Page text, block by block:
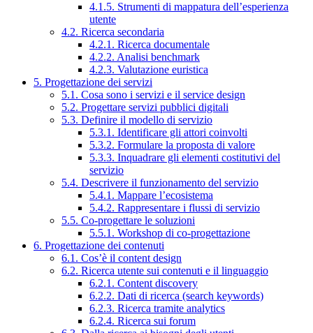
4.1.5. Strumenti di mappatura dell’esperienza
utente
4.2. Ricerca secondaria
4.2.1. Ricerca documentale
4.2.2. Analisi benchmark
4.2.3. Valutazione euristica
5. Progettazione dei servizi
5.1. Cosa sono i servizi e il service design
5.2. Progettare servizi pubblici digitali
5.3. Definire il modello di servizio
5.3.1. Identificare gli attori coinvolti
5.3.2. Formulare la proposta di valore
5.3.3. Inquadrare gli elementi costitutivi del
servizio
5.4. Descrivere il funzionamento del servizio
5.4.1. Mappare l’ecosistema
5.4.2. Rappresentare i flussi di servizio
5.5. Co-progettare le soluzioni
5.5.1. Workshop di co-progettazione
6. Progettazione dei contenuti
6.1. Cos’è il content design
6.2. Ricerca utente sui contenuti e il linguaggio
6.2.1. Content discovery
6.2.2. Dati di ricerca (search keywords)
6.2.3. Ricerca tramite analytics
6.2.4. Ricerca sui forum